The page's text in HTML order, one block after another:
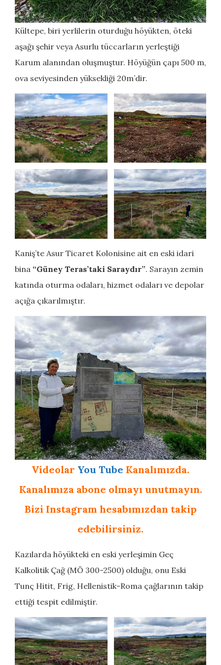
Kültepe, biri yerlilerin oturduğu höyükten, öteki
aşağı şehir veya Asurlu tüccarların yerleştiği
Karum alanından oluşmuştur. Höyüğün çapı 500 m,
ova seviyesinden yüksekliği 20m’dir.
Kaniş’te Asur Ticaret Kolonisine ait en eski idari
bina “Güney Teras’taki Saraydır”. Sarayın zemin
katında oturma odaları, hizmet odaları ve depolar
açığa çıkarılmıştır.
Videolar You Tube Kanalımızda.
Kanalımıza abone olmayı unutmayın.
Bizi Instagram hesabımızdan takip
edebilirsiniz.
Kazılarda höyükteki en eski yerleşimin Geç
Kalkolitik Çağ (MÖ 300-2500) olduğu, onu Eski
Tunç Hitit, Frig, Hellenistik-Roma çağlarının takip
ettiği tespit edilmiştir.